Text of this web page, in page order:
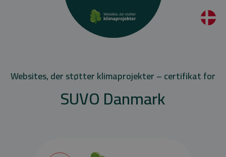
Websites, der støtter klimaprojekter – certifikat for
SUVO Danmark